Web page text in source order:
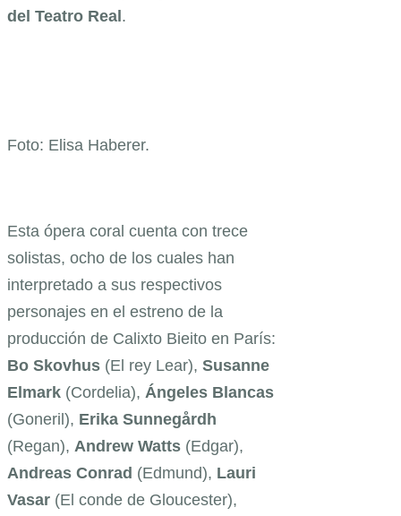
del Teatro Real.
Foto: Elisa Haberer.
Esta ópera coral cuenta con trece
solistas, ocho de los cuales han
interpretado a sus respectivos
personajes en el estreno de la
producción de Calixto Bieito en París:
Bo Skovhus (El rey Lear), Susanne
Elmark (Cordelia), Ángeles Blancas
(Goneril), Erika Sunnegårdh
(Regan), Andrew Watts (Edgar),
Andreas Conrad (Edmund), Lauri
Vasar (El conde de Gloucester),